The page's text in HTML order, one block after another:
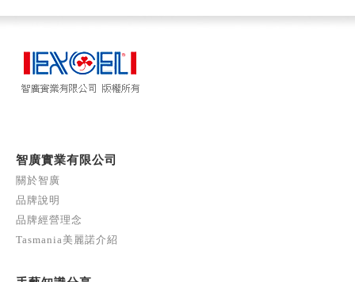
智廣實業有限公司
關於智廣
品牌說明
品牌經營理念
Tasmania美麗諾介紹